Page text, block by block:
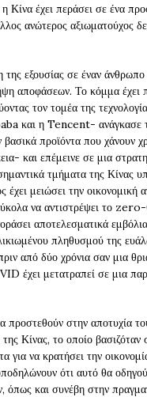
η Κίνα έχει περάσει σε ένα
ανώτερος αξιωματούχος
εξουσίας σε έναν άνθρωπο
αποφάσεων. Το κόμμα έχει
τον τομέα της
και η Tencent- ανάγκασε
προϊόντα που χάνουν
και επέμεινε σε μια
τμήματα της Κίνας
έχει μειώσει την οικονομική
να αντιστρέψει το
αποτελεσματικά
πληθυσμού της
από δύο χρόνια σαν μια
έχει μετατραπεί σε μια
προστεθούν στην αποτυχία
Κίνας, το οποίο βασιζόταν
για να κρατήσει την
ότι αυτό θα
και συνέβη στην